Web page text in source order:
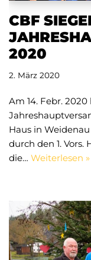
CBF
2020
2. März 2020
Am 14. Febr.
Haus in
durch den 1. Vors.
die… Weiterlesen »